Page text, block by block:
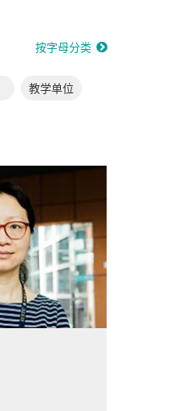
按字母分类
教学单位